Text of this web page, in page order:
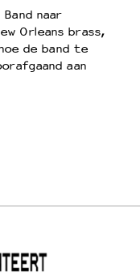
naar
Orleans brass,
de band te
aan